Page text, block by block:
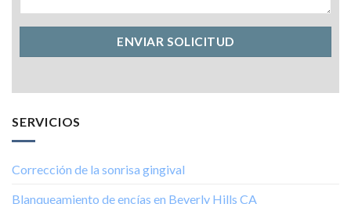
SERVICIOS
Corrección de la sonrisa gingival
Blanqueamiento de encías en Beverly Hills CA